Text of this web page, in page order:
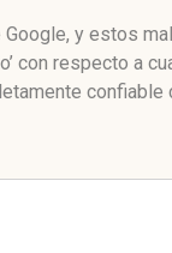
y estos
con respecto a